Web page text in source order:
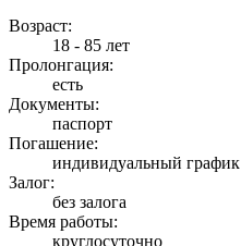
Возраст:
18 - 85 лет
Пролонгация:
есть
Документы:
паспорт
Погашение:
индивидуальный график
Залог:
без залога
Время работы:
круглосуточно